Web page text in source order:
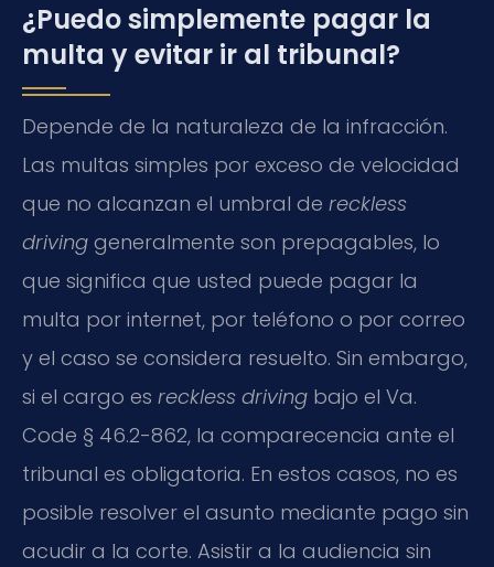
¿Puedo simplemente pagar la
multa y evitar ir al tribunal?
Depende de la naturaleza de la infracción.
Las multas simples por exceso de velocidad
que no alcanzan el umbral de reckless
driving generalmente son prepagables, lo
que significa que usted puede pagar la
multa por internet, por teléfono o por correo
y el caso se considera resuelto. Sin embargo,
si el cargo es reckless driving bajo el Va.
Code § 46.2-862, la comparecencia ante el
tribunal es obligatoria. En estos casos, no es
posible resolver el asunto mediante pago sin
acudir a la corte. Asistir a la audiencia sin